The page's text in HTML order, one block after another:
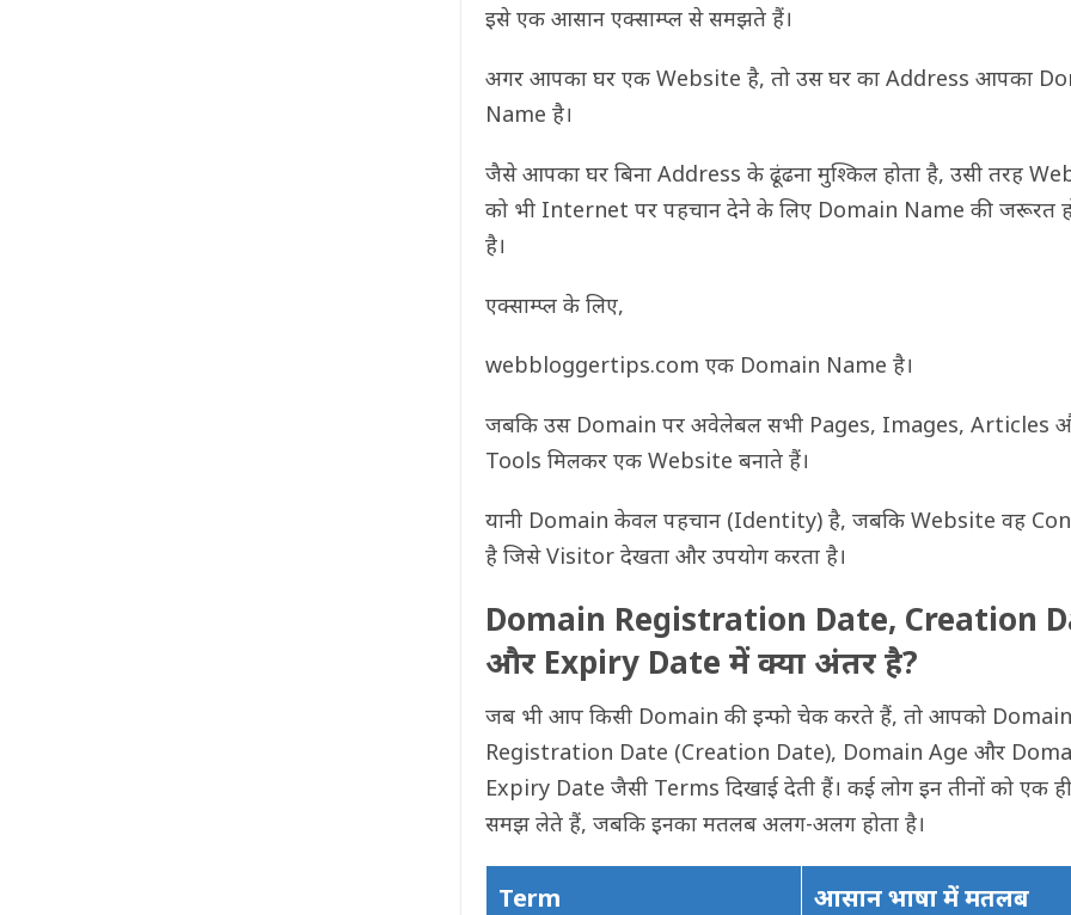
इसे एक आसान एक्साम्प्ल से समझते हैं।
अगर आपका घर एक Website है, तो उस घर का Address आपका
Name है।
जैसे आपका घर बिना Address के ढूंढना मुश्किल होता है, उसी तरह
को भी Internet पर पहचान देने के लिए Domain Name की जरूरत
है।
एक्साम्प्ल के लिए,
webbloggertips.com एक Domain Name है।
जबकि उस Domain पर अवेलेबल सभी Pages, Images, Articles
Tools मिलकर एक Website बनाते हैं।
यानी Domain केवल पहचान (Identity) है, जबकि Website वह
है जिसे Visitor देखता और उपयोग करता है।
Domain Registration Date, Creation
और Expiry Date में क्या अंतर है?
जब भी आप किसी Domain की इन्फो चेक करते हैं, तो आपको Domain
Registration Date (Creation Date), Domain Age और
Expiry Date जैसी Terms दिखाई देती हैं। कई लोग इन तीनों को एक ही
समझ लेते हैं, जबकि इनका मतलब अलग-अलग होता है।
Term आसान भाषा में मतलब